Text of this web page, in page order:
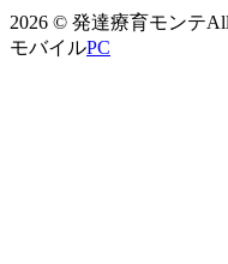
2026 © 発達療育モンテAll
モバイルPC